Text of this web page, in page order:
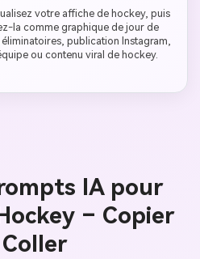
votre affiche de hockey, puis
la comme graphique de jour de
publication Instagram,
ou contenu viral de hockey.
IA pour
– Copier